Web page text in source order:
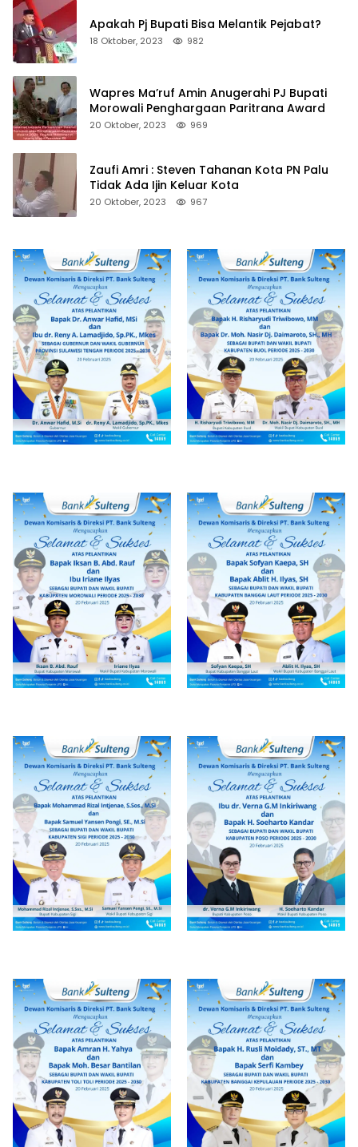
Apakah Pj Bupati Bisa Melantik Pejabat?
18 Oktober, 2023 982
Wapres Ma’ruf Amin Anugerahi PJ Bupati
Morowali Penghargaan Paritrana Award
20 Oktober, 2023 969
Zaufi Amri : Steven Tahanan Kota PN Palu
Tidak Ada Ijin Keluar Kota
20 Oktober, 2023 967